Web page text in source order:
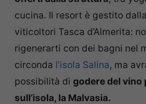
cucina. Il resort è gestito
viticoltori Tasca d’Almerita:
rigenerarti con dei bagni nel
circonda l’isola Salina, ma
possibilità di godere del vino
sull’isola, la Malvasia.